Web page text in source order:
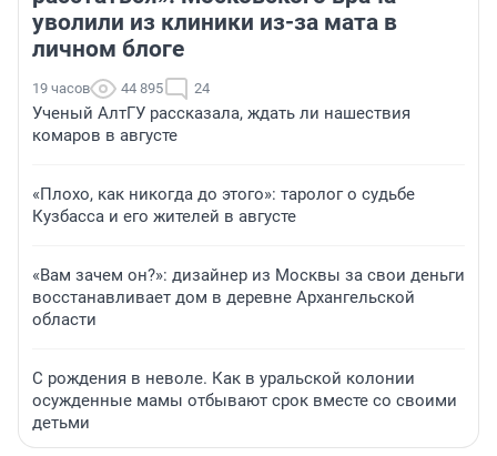
уволили из клиники из-за мата в
личном блоге
19 часов 44 895 24
Ученый АлтГУ рассказала, ждать ли нашествия
комаров в августе
«Плохо, как никогда до этого»: таролог о судьбе
Кузбасса и его жителей в августе
«Вам зачем он?»: дизайнер из Москвы за свои деньги
восстанавливает дом в деревне Архангельской
области
С рождения в неволе. Как в уральской колонии
осужденные мамы отбывают срок вместе со своими
детьми